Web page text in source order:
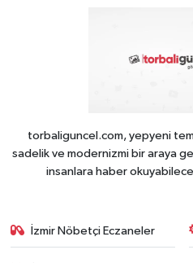
torbaliguncel.com, yepyeni
sadelik ve modernizmi bir araya
insanlara haber
İzmir Nöbetçi Eczaneler